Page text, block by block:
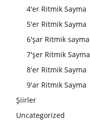
4'er Ritmik Sayma
5'er Ritmik Sayma
6'şar Ritmik sayma
7'şer Ritmik Sayma
8'er Ritmik Sayma
9'ar Ritmik Sayma
Şiirler
Uncategorized